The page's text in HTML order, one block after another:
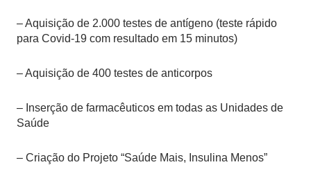
– Aquisição de 2.000 testes de antígeno (teste rápido
para Covid-19 com resultado em 15 minutos)
– Aquisição de 400 testes de anticorpos
– Inserção de farmacêuticos em todas as Unidades de
Saúde
– Criação do Projeto “Saúde Mais, Insulina Menos”